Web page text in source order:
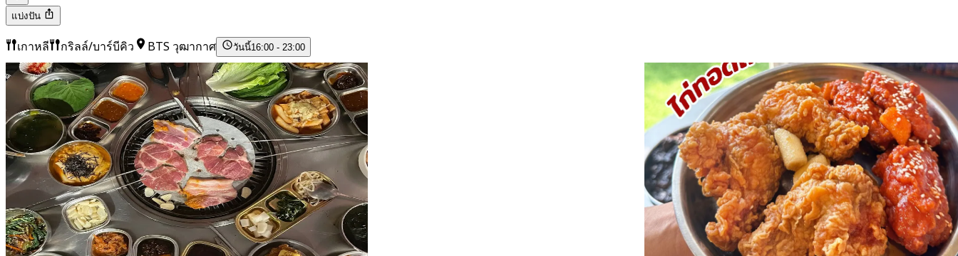
แบ่งปัน
เกาหลี กริลล์/บาร์บีคิว BTS วุฒากาศ วันนี้16:00 - 23:00